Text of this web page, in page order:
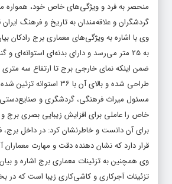
منحصر به فرد و ویژگی‌های خاص خود، همواره
گردشگران و علاقه‌مندان به تاریخ و فرهنگ ایران
وی با اشاره به ویژگی‌های معماری برج رادکان
به ۲۵ متر می‌رسد و دارای بدنه‌ای
طراحی شده و بالای آن با ۳۶ استوانه تزئین شده است.
مسئول میراث فرهنگی، گردشگری و
خاص را عاملی برای افزایش زیبایی بصری برج و
برای آن دانست و خاطرنشان کرد: در داخل
قرار دارد که نشان ‌دهنده دقت و مهارت
وی همچنین به تزئینات معماری برج اشاره و
تزئینات آجرکاری و کاشی‌کاری زیبا است که در